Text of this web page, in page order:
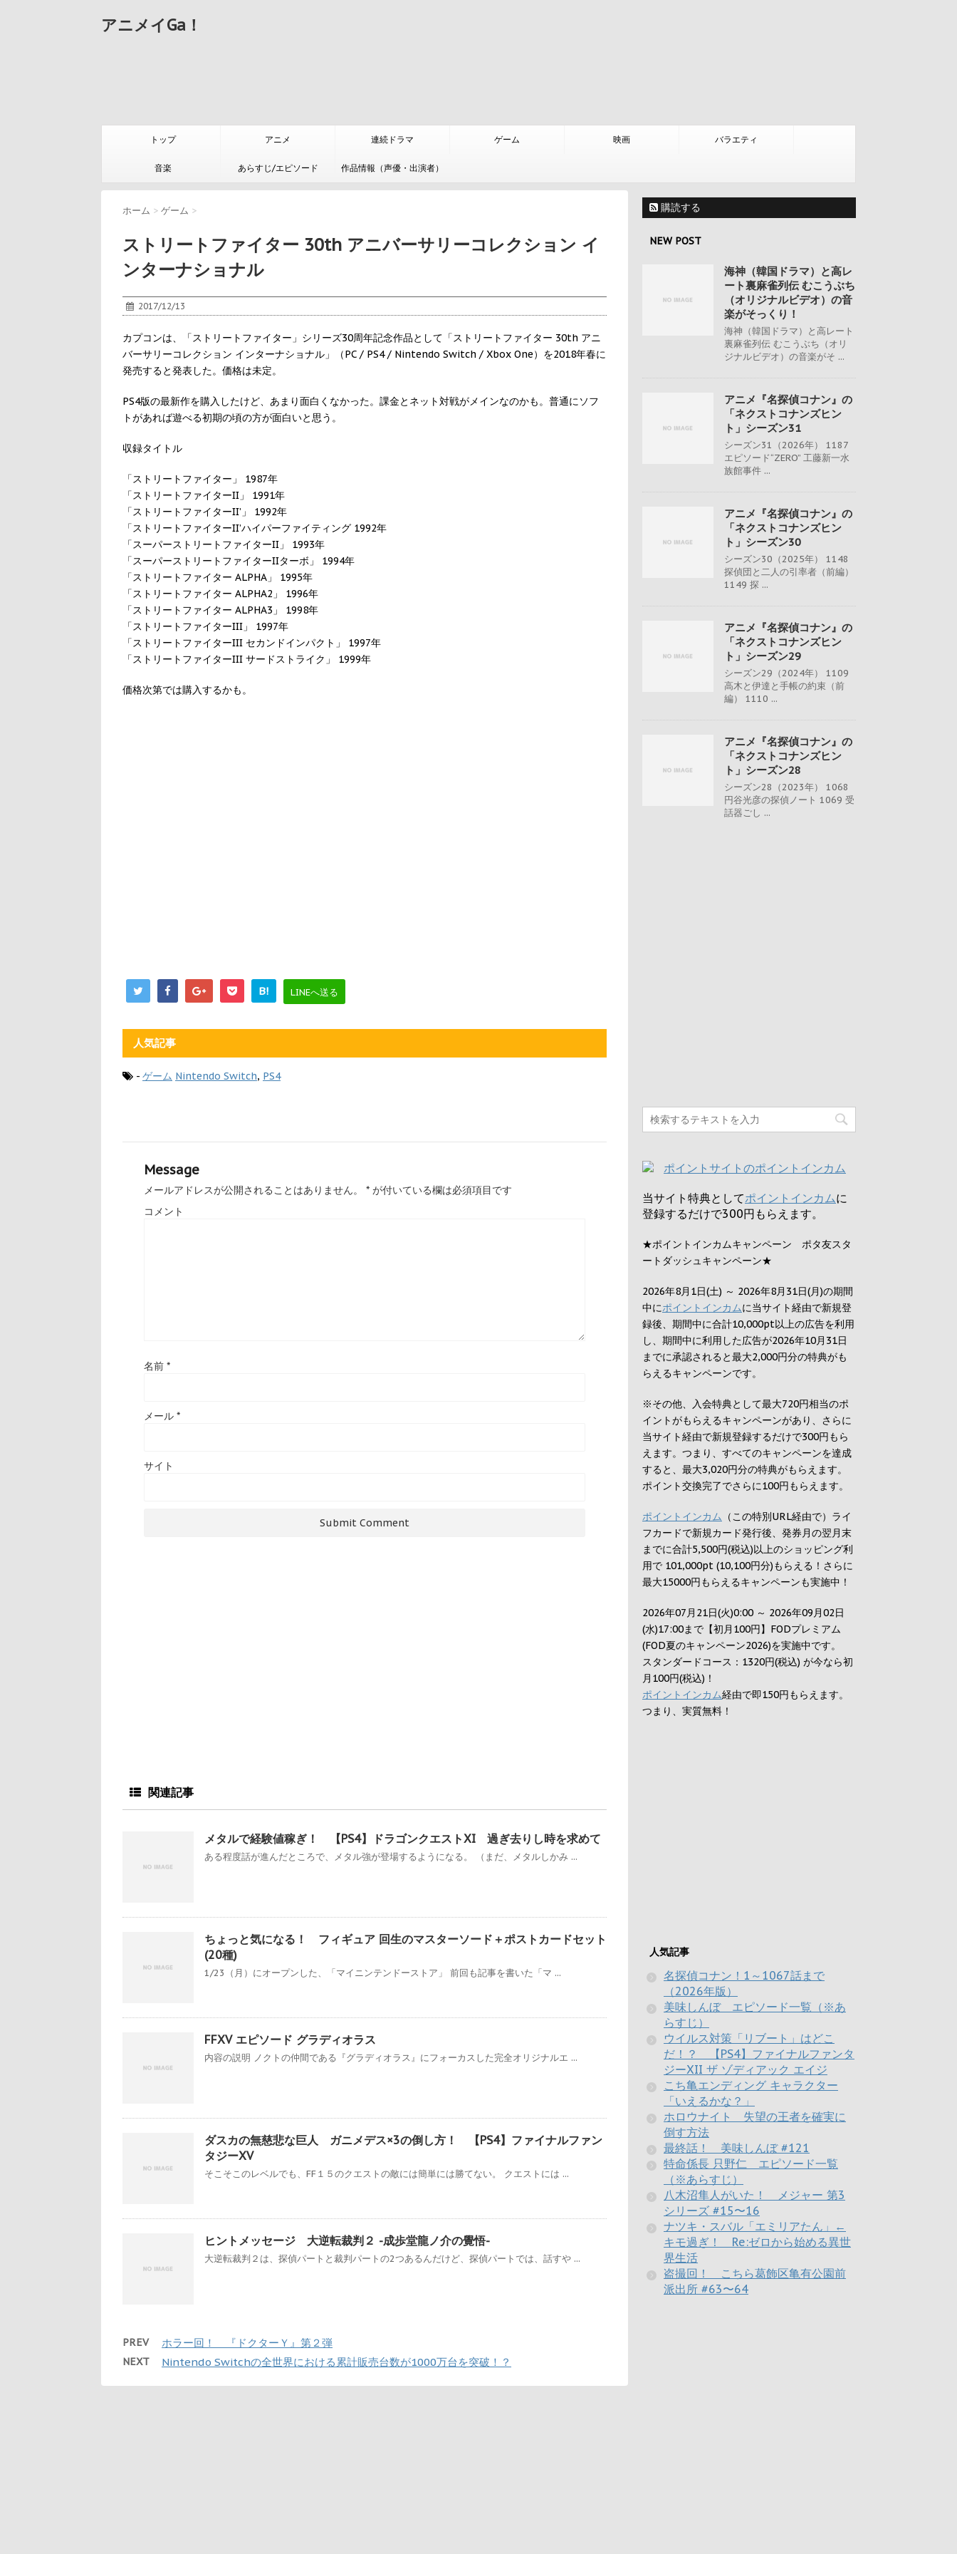
アニメイGa！
トップ アニメ 連続ドラマ ゲーム 映画 バラエティ
音楽 あらすじ/エピソード 作品情報（声優・出演者）
ホーム > ゲーム >
ストリートファイター 30th アニバーサリーコレクション イ
ンターナショナル
2017/12/13
カプコンは、「ストリートファイター」シリーズ30周年記念作品として「ストリートファイター 30th アニ
バーサリーコレクション インターナショナル」（PC / PS4 / Nintendo Switch / Xbox One）を2018年春に
発売すると発表した。価格は未定。
PS4版の最新作を購入したけど、あまり面白くなかった。課金とネット対戦がメインなのかも。普通にソフ
トがあれば遊べる初期の頃の方が面白いと思う。
収録タイトル
「ストリートファイター」 1987年
「ストリートファイターII」 1991年
「ストリートファイターII’」 1992年
「ストリートファイターII’ハイパーファイティング 1992年
「スーパーストリートファイターII」 1993年
「スーパーストリートファイターIIターボ」 1994年
「ストリートファイター ALPHA」 1995年
「ストリートファイター ALPHA2」 1996年
「ストリートファイター ALPHA3」 1998年
「ストリートファイターIII」 1997年
「ストリートファイターIII セカンドインパクト」 1997年
「ストリートファイターIII サードストライク」 1999年
価格次第では購入するかも。
B! LINEへ送る
人気記事
- ゲーム Nintendo Switch, PS4
Message
メールアドレスが公開されることはありません。 * が付いている欄は必須項目です
コメント
名前 *
メール *
サイト
関連記事
メタルで経験値稼ぎ！ 【PS4】ドラゴンクエストXI 過ぎ去りし時を求めて
ある程度話が進んだところで、メタル強が登場するようになる。 （まだ、メタルしかみ ...
ちょっと気になる！ フィギュア 回生のマスターソード＋ポストカードセット
(20種)
1/23（月）にオープンした、「マイニンテンドーストア」 前回も記事を書いた「マ ...
FFXV エピソード グラディオラス
内容の説明 ノクトの仲間である『グラディオラス』にフォーカスした完全オリジナルエ ...
ダスカの無慈悲な巨人 ガニメデス×3の倒し方！ 【PS4】ファイナルファン
タジーXV
そこそこのレベルでも、FF１５のクエストの敵には簡単には勝てない。 クエストには ...
ヒントメッセージ 大逆転裁判２ -成歩堂龍ノ介の覺悟-
大逆転裁判２は、探偵パートと裁判パートの2つあるんだけど、探偵パートでは、話すや ...
PREV ホラー回！ 『ドクターＹ』第２弾
NEXT Nintendo Switchの全世界における累計販売台数が1000万台を突破！？
購読する
NEW POST
海神（韓国ドラマ）と高レ
ート裏麻雀列伝 むこうぶち
（オリジナルビデオ）の音
楽がそっくり！
海神（韓国ドラマ）と高レート
裏麻雀列伝 むこうぶち（オリ
ジナルビデオ）の音楽がそ ...
アニメ『名探偵コナン』の
「ネクストコナンズヒン
ト」シーズン31
シーズン31（2026年） 1187
エピソード“ZERO” 工藤新一水
族館事件 ...
アニメ『名探偵コナン』の
「ネクストコナンズヒン
ト」シーズン30
シーズン30（2025年） 1148
探偵団と二人の引率者（前編）
1149 探 ...
アニメ『名探偵コナン』の
「ネクストコナンズヒン
ト」シーズン29
シーズン29（2024年） 1109
高木と伊達と手帳の約束（前
編） 1110 ...
アニメ『名探偵コナン』の
「ネクストコナンズヒン
ト」シーズン28
シーズン28（2023年） 1068
円谷光彦の探偵ノート 1069 受
話器ごし ...
当サイト特典としてポイントインカムに
登録するだけで300円 もらえます。
★ポイントインカムキャンペーン ポタ友スタ
ートダッシュキャンペーン★
2026年8月1日(土) ～ 2026年8月31日(月)の期間
中にポイントインカムに当サイト経由で新規登
録後、期間中に合計10,000pt以上の広告を利用
し、期間中に利用した広告が2026年10月31日
までに承認されると最大2,000円分の特典がも
らえるキャンペーンです。
※その他、入会特典として最大720円相当のポ
イントがもらえるキャンペーンがあり、さらに
当サイト経由で新規登録するだけで300円もら
えます。つまり、すべてのキャンペーンを達成
すると、最大3,020円分の特典がもらえます。
ポイント交換完了でさらに100円もらえます。
ポイントインカム （この特別URL経由で）ライ
フカードで新規カード発行後、発券月の翌月末
までに合計5,500円(税込)以上のショッピング利
用で 101,000pt (10,100円分)もらえる！さらに
最大15000円もらえるキャンペーンも実施中！
2026年07月21日(火)0:00 ～ 2026年09月02日
(水)17:00まで【初月100円】FODプレミアム
(FOD夏のキャンペーン2026)を実施中です。
スタンダードコース：1320円(税込) が今なら初
月100円(税込)！
ポイントインカム経由で即150円もらえます。
つまり、実質無料！
人気記事
名探偵コナン！1～1067話まで
（2026年版）
美味しんぼ エピソード一覧（※あ
らすじ）
ウイルス対策「リブート」はどこ
だ！？ 【PS4】ファイナルファンタ
ジーXII ザ ゾディアック エイジ
こち亀エンディング キャラクター
「いえるかな？」
ホロウナイト 失望の王者を確実に
倒す方法
最終話！ 美味しんぼ #121
特命係長 只野仁 エピソード一覧
（※あらすじ）
八木沼隼人がいた！ メジャー 第3
シリーズ #15〜16
ナツキ・スバル「エミリアたん」←
キモ過ぎ！ Re:ゼロから始める異世
界生活
盗撮回！ こちら葛飾区亀有公園前
派出所 #63〜64